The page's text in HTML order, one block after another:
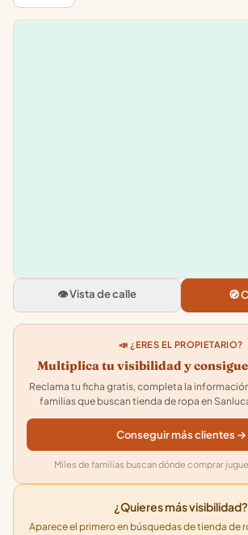
Ctra.
1, 5,
Cadiz
👁️ Vista de calle 🧭
📣 ¿ERES EL PROPIETARIO?
Multiplica tu visibilidad y
Reclama tu ficha gratis, completa la
familias que buscan tienda de ropa en
Conseguir más clientes →
Miles de familias buscan dónde comprar
¿Quieres más visibilidad?
Aparece el primero en búsquedas de tienda de